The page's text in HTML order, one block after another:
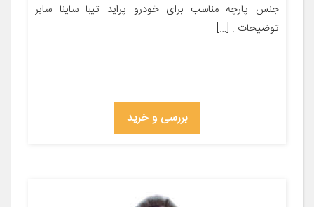
جنس پارچه مناسب برای خودرو پراید تیبا ساینا سایر
توضیحات . […]
بررسی و خرید